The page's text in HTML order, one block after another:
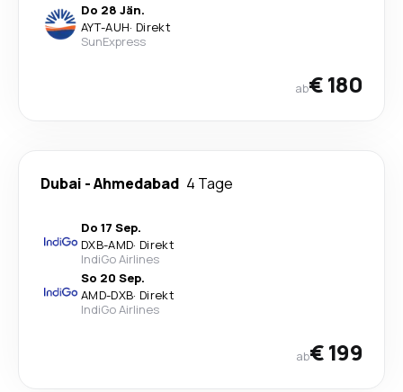
Do 28 Jän.
AYT-AUH· Direkt
SunExpress
ab€ 180
Dubai -Ahmedabad 4 Tage
Do 17 Sep.
DXB-AMD· Direkt
IndiGo Airlines
So 20 Sep.
AMD-DXB· Direkt
IndiGo Airlines
ab€ 199